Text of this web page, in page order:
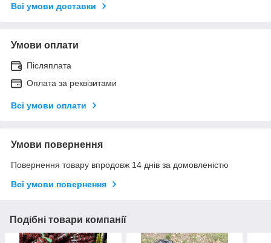
Всі умови доставки
Умови оплати
Післяплата
Оплата за реквізитами
Всі умови оплати
Умови повернення
Повернення товару впродовж 14 днів за домовленістю
Всі умови повернення
Подібні товари компанії